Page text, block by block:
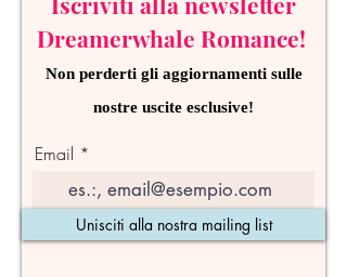
Dreamerwhale Romance!
Non perderti gli aggiornamenti sulle
nostre uscite esclusive!
Email
Unisciti alla nostra mailing list